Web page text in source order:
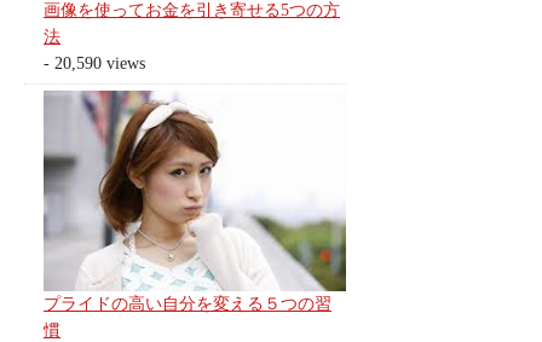
画像を使ってお金を引き寄せる5つの方
法
- 20,590 views
プライドの高い自分を変える５つの習
慣